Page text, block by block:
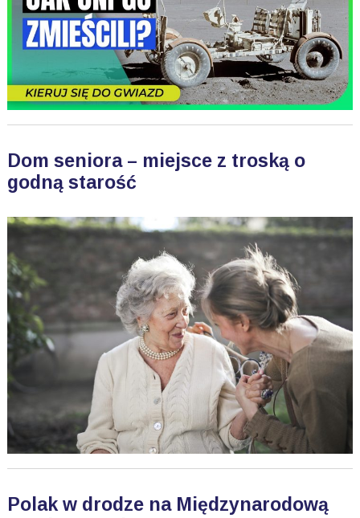
Dom seniora – miejsce z troską o
godną starość
Polak w drodze na Międzynarodową